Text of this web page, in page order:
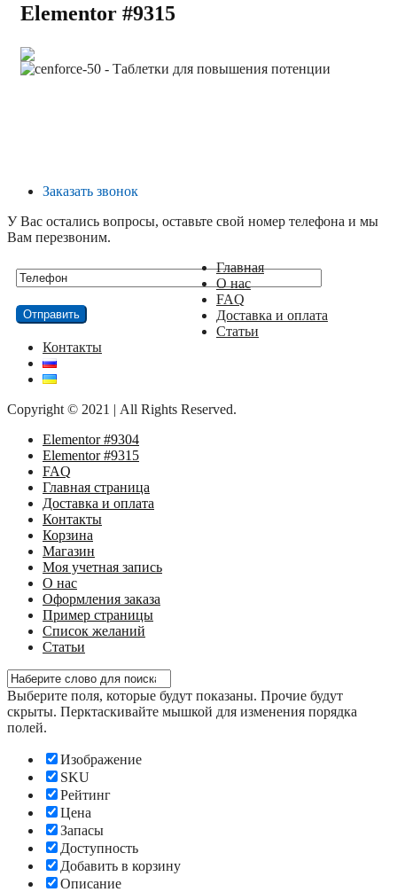
Elementor #9315
Заказать звонок
У Вас остались вопросы, оставьте свой номер телефона и мы
Вам перезвоним.
Главная
О нас
FAQ
Доставка и оплата
Статьи
Контакты
Copyright © 2021 | All Rights Reserved.
Elementor #9304
Elementor #9315
FAQ
Главная страница
Доставка и оплата
Контакты
Корзина
Магазин
Моя учетная запись
О нас
Оформления заказа
Пример страницы
Список желаний
Статьи
Выберите поля, которые будут показаны. Прочие будут
скрыты. Перктаскивайте мышкой для изменения порядка
полей.
Изображение
SKU
Рейтинг
Цена
Запасы
Доступность
Добавить в корзину
Описание